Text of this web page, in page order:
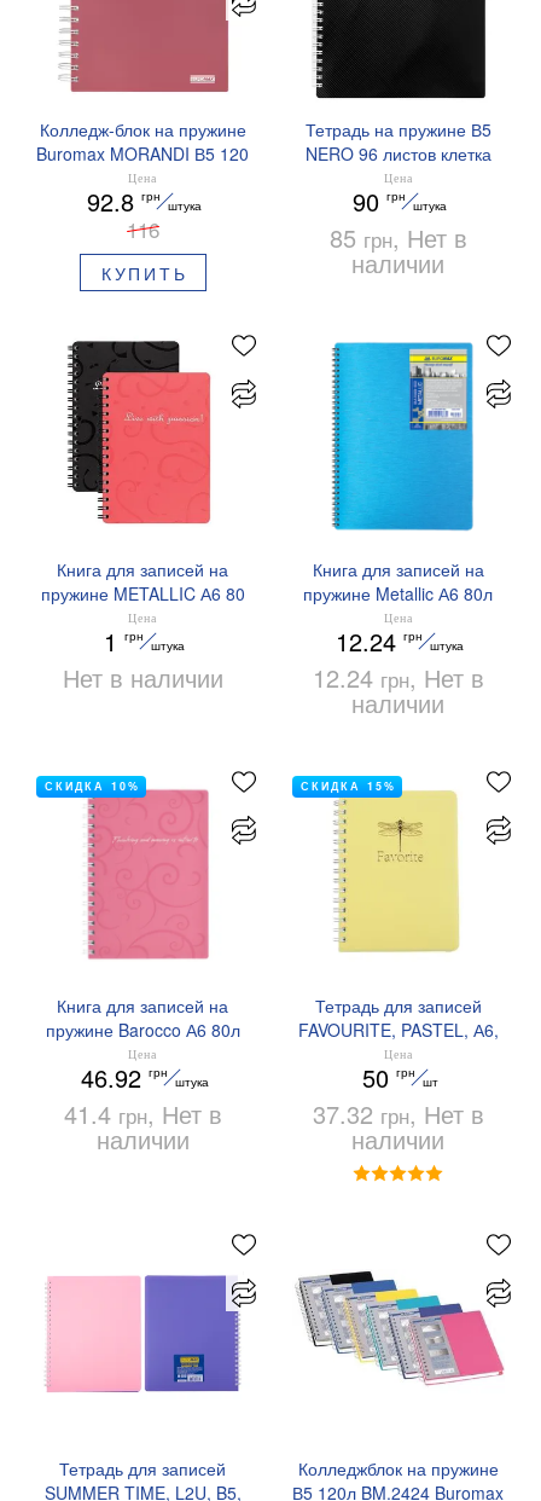
Колледж-блок на пружине
Buromax MORANDI В5 120
л клетка BM.24155911
Цена
92.8 грн
штука
116
КУПИТЬ
Тетрадь на пружине В5
NERO 96 листов клетка
пластиковая обложка
Buromax BM.2463-01
Цена
90 грн
штука
85 грн, Нет в
наличии
Книга для записей на
пружине METALLIC А6 80
л клетка пластиковая
обложка BM.2589 Buromax
Цена
1 грн
штука
Нет в наличии
Книга для записей на
пружине Metallic А6 80л
клетка пластиковая
обложка BM.2589
Цена
12.24 грн
штука
12.24 грн, Нет в
наличии
Книга для записей на
пружине Barocco А6 80л
клетка пластиковая
обложка BM.2589 Buromax
Цена
46.92 грн
штука
41.4 грн, Нет в
наличии
СКИДКА 10%
Тетрадь для записей
FAVOURITE, PASTEL, А6,
80 л., клетка, пластиковая
обложка BUROMAX
BM.24652154
Цена
50 грн
шт
37.32 грн, Нет в
наличии
СКИДКА 15%
Тетрадь для записей
SUMMER TIME, L2U, B5,
Колледжблок на пружине
В5 120л BM.2424 Buromax